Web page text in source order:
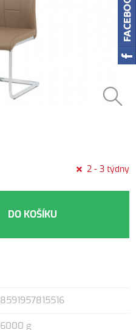
2 - 3 týdny
DO KOŠÍKU
8591957815516
6000 g